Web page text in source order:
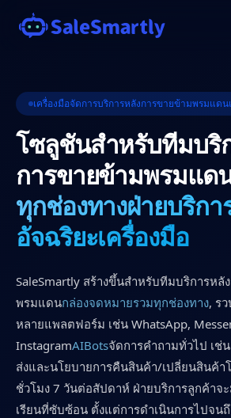
เครื่องมือจัดการบริการหลังการขายข้ามพรมแด
โซลูชันสำหรับทีมบริ
การขายข้ามพรมแด
ทุกช่องทางฝ่ายบริกา
อัจฉริยะเครื่องมือ
SaleSmartly สร้างขึ้นสำหรับทีมบริการหลั
พรมแดนกล่องจดหมายรวมทุกช่องทาง, ร
หลายแพลตฟอร์ม เช่น WhatsApp,
InstagramAIBotsจัดการคำถามทั่วไป เช่
ส่งและนโยบายการคืนสินค้า/เปลี่ยนสินค้
ชั่วโมง 7 วันต่อสัปดาห์ ฝ่ายบริการลูกค้าจ
เรียนที่ซับซ้อน ตั้งแต่การดำเนินการไปจน